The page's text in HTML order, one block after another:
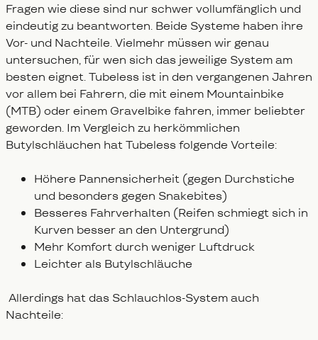
Fragen wie diese sind nur schwer vollumfänglich und
eindeutig zu beantworten. Beide Systeme haben ihre
Vor- und Nachteile. Vielmehr müssen wir genau
untersuchen, für wen sich das jeweilige System am
besten eignet. Tubeless ist in den vergangenen Jahren
vor allem bei Fahrern, die mit einem Mountainbike
(MTB) oder einem Gravelbike fahren, immer beliebter
geworden. Im Vergleich zu herkömmlichen
Butylschläuchen hat Tubeless folgende Vorteile:
Höhere Pannensicherheit (gegen Durchstiche
und besonders gegen Snakebites)
Besseres Fahrverhalten (Reifen schmiegt sich in
Kurven besser an den Untergrund)
Mehr Komfort durch weniger Luftdruck
Leichter als Butylschläuche
Allerdings hat das Schlauchlos-System auch
Nachteile: